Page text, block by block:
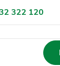
322 120
údajů Jak